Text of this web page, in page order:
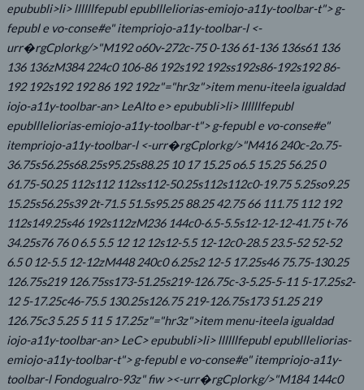
epububli>li> llllllfepubl epubllleliorias-emiojo-a11y-toolbar-t"> g-
fepubl e vo-conse#e" itempriojo-a11y-toolbar-l <-
urr�rgCplorkg/>"M192 o60v-272c-75 0-136 61-136 136s61 136
136 136zM384 224c0 106-86 192s192 192ss192s86-192s192 86-
192 192s192 192 86 192 192z"="hr3z">item menu-iteela igualdad
iojo-a11y-toolbar-an> LeAlto e>epububli>li> llllllfepubl
epubllleliorias-emiojo-a11y-toolbar-t"> g-fepubl e vo-conse#e"
itempriojo-a11y-toolbar-l <-urr�rgCplorkg/>"M416 240c-2o.75-
36.75s56.25s68.25s95.25s88.25 10 17 15.25 o6.5 15.25 56.25 0
61.75-50.25 112s112 112ss112-50.25s112s112c0-19.75 5.25so9.25
15.25s56.25s39 2t-71.5 51.5s95.25 88.25 42.75 66 111.75 112 192
112s149.25s46 192s112zM236 144c0-6.5-5.5s12-12-12-41.75 t-76
34.25s76 76 0 6.5 5.5 12 12 12s12-5.5 12-12c0-28.5 23.5-52 52-52
6.5 0 12-5.5 12-12zM448 240c0 6.25s2 12-5 17.25s46 75.75-130.25
126.75s219 126.75ss173-51.25s219-126.75c-3-5.25-5-11 5-17.25s2-
12 5-17.25c46-75.5 130.25s126.75 219-126.75s173 51.25 219
126.75c3 5.25 5 11 5 17.25z"="hr3z">item menu-iteela igualdad
iojo-a11y-toolbar-an> LeC>epububli>li> llllllfepubl epubllleliorias-
emiojo-a11y-toolbar-t"> g-fepubl e vo-conse#e" itempriojo-a11y-
toolbar-lFondogualro-93z" fiw ><-urr�rgCplorkg/>"M184 144c0